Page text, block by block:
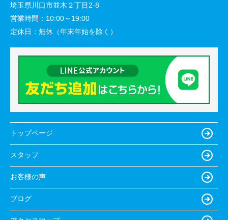
埼玉県川口市並木２丁目2-8
営業時間： 10:00～19:00
定休日： 無休（年末年始を除く）
トップページ
スタッフ
お客様の声
ブログ